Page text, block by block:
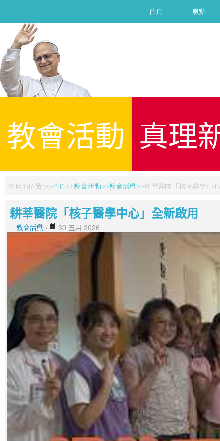
首頁 焦點
教會活動 真理
你目前位置: 首頁 教會活動 教會活動 耕莘醫院「核子醫學中
耕莘醫院「核子醫學中心」全新啟用
教會活動 / 30 五月 2026